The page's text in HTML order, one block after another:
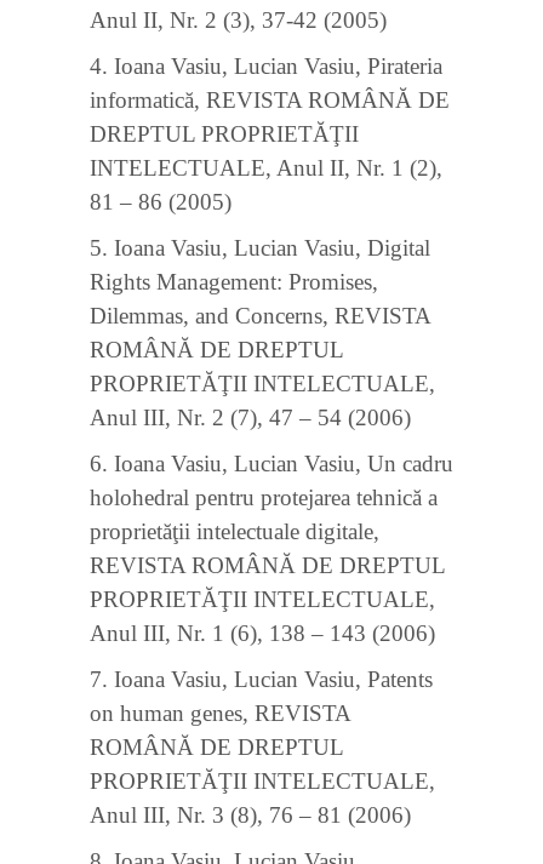
Anul II, Nr. 2 (3), 37-42 (2005)
4. Ioana Vasiu, Lucian Vasiu, Pirateria
informatică, REVISTA ROMÂNĂ DE
DREPTUL PROPRIETĂŢII
INTELECTUALE, Anul II, Nr. 1 (2),
81 – 86 (2005)
5. Ioana Vasiu, Lucian Vasiu, Digital
Rights Management: Promises,
Dilemmas, and Concerns, REVISTA
ROMÂNĂ DE DREPTUL
PROPRIETĂŢII INTELECTUALE,
Anul III, Nr. 2 (7), 47 – 54 (2006)
6. Ioana Vasiu, Lucian Vasiu, Un cadru
holohedral pentru protejarea tehnică a
proprietăţii intelectuale digitale,
REVISTA ROMÂNĂ DE DREPTUL
PROPRIETĂŢII INTELECTUALE,
Anul III, Nr. 1 (6), 138 – 143 (2006)
7. Ioana Vasiu, Lucian Vasiu, Patents
on human genes, REVISTA
ROMÂNĂ DE DREPTUL
PROPRIETĂŢII INTELECTUALE,
Anul III, Nr. 3 (8), 76 – 81 (2006)